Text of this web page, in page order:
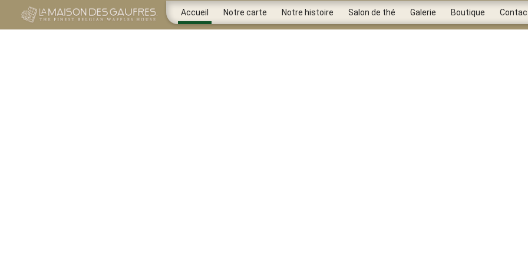
Accueil Notre carte Notre histoire Salon de thé Galerie Boutique